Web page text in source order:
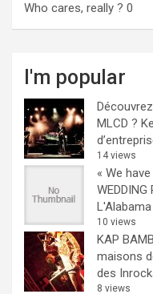
Who cares, really ? 0
I'm popular
MLCD ?
14 views
« We
WEDDING
10 views
KAP
maisons
des
8 views